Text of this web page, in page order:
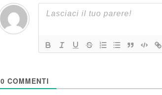
0 COMMENTI